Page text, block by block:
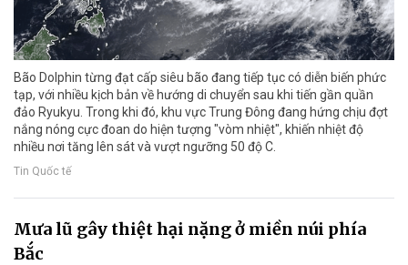
Bão Dolphin từng đạt cấp siêu bão đang tiếp tục có diễn biến phức
tạp, với nhiều kịch bản về hướng di chuyển sau khi tiến gần quần
đảo Ryukyu. Trong khi đó, khu vực Trung Đông đang hứng chịu đợt
nắng nóng cực đoan do hiện tượng "vòm nhiệt", khiến nhiệt độ
nhiều nơi tăng lên sát và vượt ngưỡng 50 độ C.
Tin Quốc tế
Mưa lũ gây thiệt hại nặng ở miền núi phía
Bắc